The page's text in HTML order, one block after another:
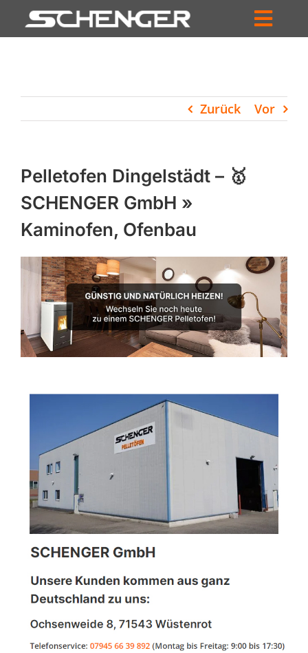
Inhalt
HÄNDLERSUCHE
UNTERNEHMEN
PROFIL
WARENKORB
PRODUCTS
SEARCH
Zurück Vor
Pelletofen Dingelstädt – 🥇
SCHENGER GmbH »
Kaminofen, Ofenbau